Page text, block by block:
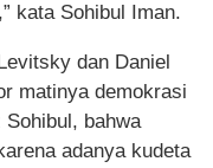
kata Sohibul Iman.
dan Daniel
matinya demokrasi
bahwa
adanya kudeta